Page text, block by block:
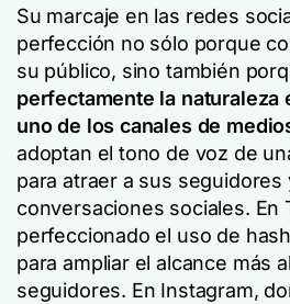
Su marcaje en las redes
perfección no sólo porque
su público, sino también
perfectamente la naturaleza
uno de los canales de
adoptan el tono de voz de
para atraer a sus seguidores
conversaciones sociales. En
perfeccionado el uso de
para ampliar el alcance más
seguidores. En Instagram,